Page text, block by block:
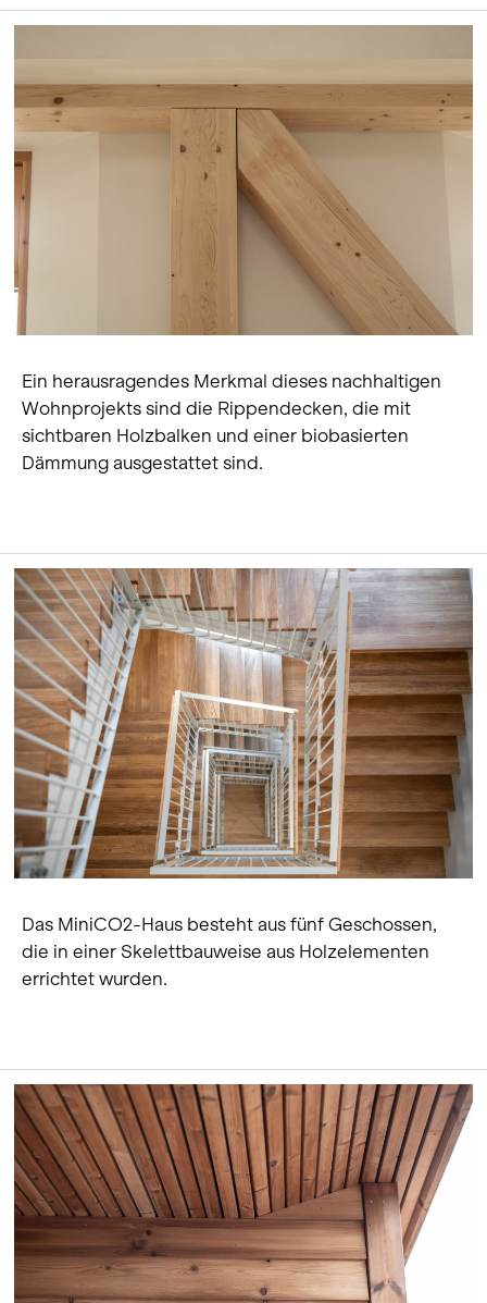
Ein herausragendes Merkmal dieses nachhaltigen
Wohnprojekts sind die Rippendecken, die mit
sichtbaren Holzbalken und einer biobasierten
Dämmung ausgestattet sind.
Das MiniCO2-Haus besteht aus fünf Geschossen,
die in einer Skelettbauweise aus Holzelementen
errichtet wurden.